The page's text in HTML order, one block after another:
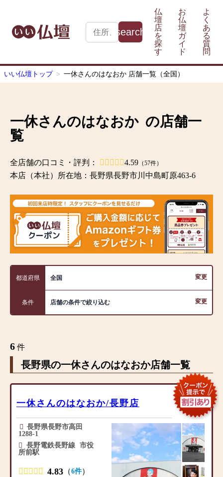
仏
壇
店
を
探
す
お
仏
壇
ガ
イ
ド
よ
く
あ
る
質
問
いい仏壇トップ 一休さんのはなおか 店舗一覧（全国）
一休さんのはなおか の店舗一
覧
全店舗の口コミ・評判： 4.59 （57件）
本店（本社）所在地：長野県長野市川中島町原463-6
都道府県 全国 変更
条件 店舗の条件で絞り込む 変更
6 件
長野県の一休さんのはなおか店舗一覧
一休さんのはなおか/長野店
長野県長野市高田
1288-1
長野電鉄長野線
市役
所前駅
4.83 （6件）